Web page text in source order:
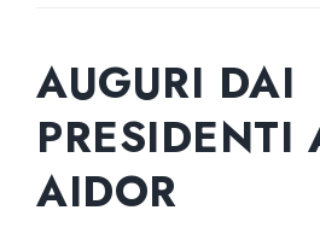
AUGURI DAI
PRESIDENTI
AIDOR